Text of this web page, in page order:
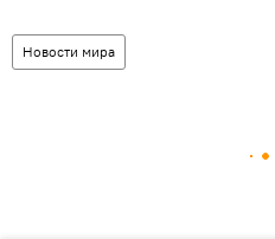
Новости мира